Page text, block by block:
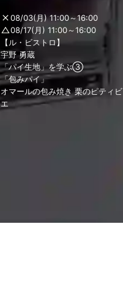
08/03(月) 11:00～16:00
08/17(月) 11:00～16:00
【ル・ビストロ】
宇野 勇蔵
「パイ生地」を学ぶ③
「包みパイ」
オマールの包み焼き 栗のピティビ
エ